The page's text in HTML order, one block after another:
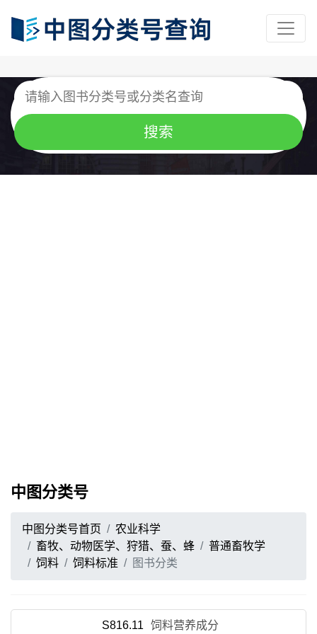
中图分类号
中图分类号首页
农业科学
畜牧、动物医学、狩猎、蚕、蜂
普通畜牧学
饲料
饲料标准 图书分类
S816.11 饲料营养成分